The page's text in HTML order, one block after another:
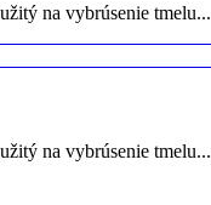
na vybrúsenie tmelu...
na vybrúsenie tmelu...